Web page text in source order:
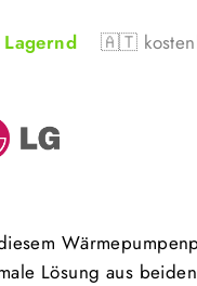
Lagernd 🇦🇹
Lösung aus